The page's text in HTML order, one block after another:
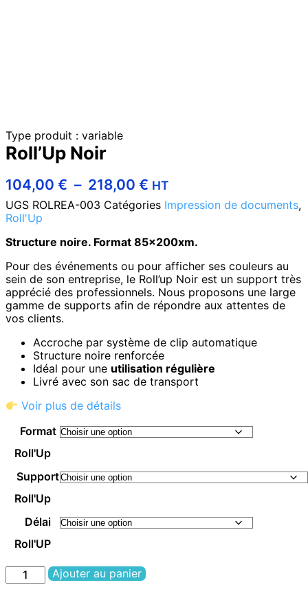
Type produit : variable
Roll’Up Noir
104,00 € – 218,00 € HT
UGS ROLREA-003 Catégories Impression de documents,
Roll'Up
Structure noire. Format 85x200xm.
Pour des événements ou pour afficher ses couleurs au
sein de son entreprise, le Roll’up Noir est un support très
apprécié des professionnels. Nous proposons une large
gamme de supports afin de répondre aux attentes de
vos clients.
Accroche par système de clip automatique
Structure noire renforcée
Idéal pour une utilisation régulière
Livré avec son sac de transport
Voir plus de détails
Format
Roll'Up
Support
Roll'Up
Délai
Roll'UP
Ajouter au panier